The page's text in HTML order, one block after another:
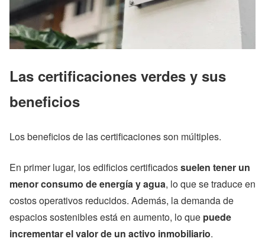
Las certificaciones verdes y sus
beneficios
Los beneficios de las certificaciones son múltiples.
En primer lugar, los edificios certificadossuelen tener un
menor consumo de energía y agua, lo que se traduce en
costos operativos reducidos. Además, la demanda de
espacios sostenibles está en aumento, lo que puede
incrementar el valor de un activo inmobiliario.